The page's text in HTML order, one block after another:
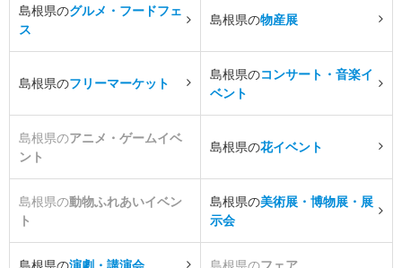
島根県のグルメ・フードフェ
ス
島根県の物産展
島根県のフリーマーケット
島根県のコンサート・音楽イ
ベント
島根県のアニメ・ゲームイベ
ント
島根県の花イベント
島根県の動物ふれあいイベン
ト
島根県の美術展・博物展・展
示会
島根県の演劇・講演会 島根県のフェア